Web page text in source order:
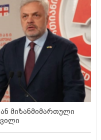
მიზანმიმართული